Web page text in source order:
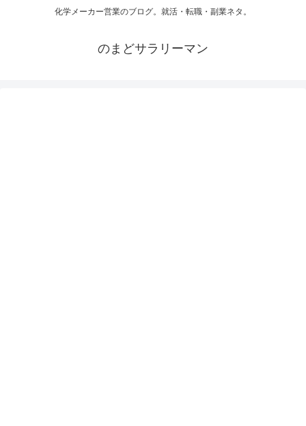
化学メーカー営業のブログ。就活・転職・副業ネタ。
のまどサラリーマン